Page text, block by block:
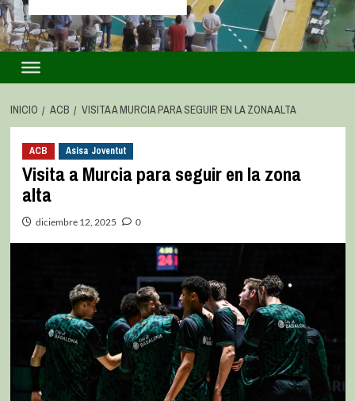
INICIO ACB VISITA A MURCIA PARA SEGUIR EN LA ZONA ALTA
ACB Asisa Joventut
Visita a Murcia para seguir en la zona
alta
diciembre 12, 2025 0